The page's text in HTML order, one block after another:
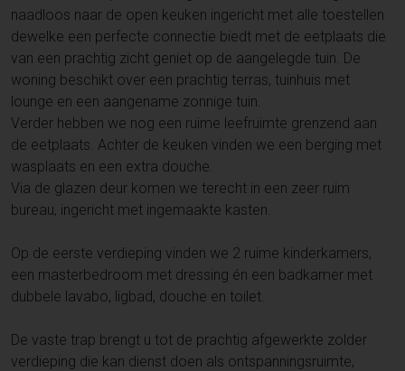
naadloos naar de open keuken ingericht met alle toestellen
dewelke een perfecte connectie biedt met de eetplaats die
van een prachtig zicht geniet op de aangelegde tuin. De
woning beschikt over een prachtig terras, tuinhuis met
lounge en een aangename zonnige tuin.
Verder hebben we nog een ruime leefruimte grenzend aan
de eetplaats. Achter de keuken vinden we een berging met
wasplaats en een extra douche.
Via de glazen deur komen we terecht in een zeer ruim
bureau, ingericht met ingemaakte kasten.
Op de eerste verdieping vinden we 2 ruime kinderkamers,
een masterbedroom met dressing én een badkamer met
dubbele lavabo, ligbad, douche en toilet.
De vaste trap brengt u tot de prachtig afgewerkte zolder
verdieping die kan dienst doen als ontspanningsruimte,